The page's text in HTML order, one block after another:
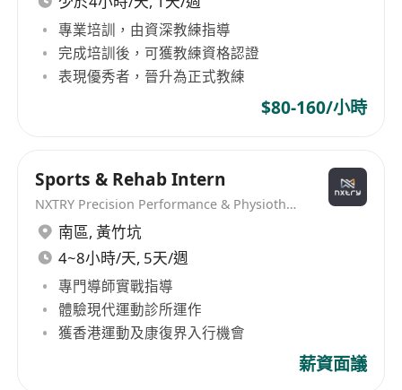
專業培訓，由資深教練指導
完成培訓後，可獲教練資格認證
表現優秀者，晉升為正式教練
$80-160/小時
Sports & Rehab Intern
NXTRY Precision Performance & Physiotherapy
南區, 黃竹坑
4~8小時/天, 5天/週
專門導師實戰指導
體驗現代運動診所運作
獲香港運動及康復界入行機會
薪資面議